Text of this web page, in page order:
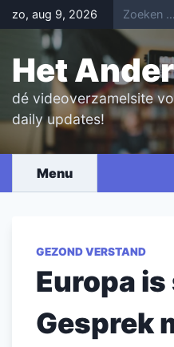
Skip
to
content
zo, aug 9, 2026
Het
dé videoverzamelsite
daily updates!
Menu
GEZOND VERSTAND
Europa is
Gesprek